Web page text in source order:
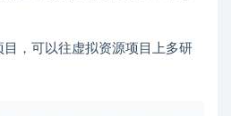
，可以往虚拟资源项目上多研